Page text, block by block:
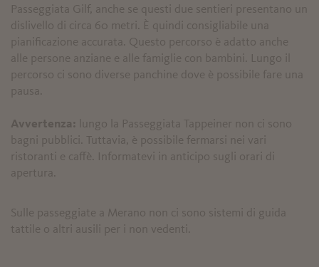
Passeggiata Gilf, anche se questi due sentieri presentano un
dislivello di circa 60 metri. È quindi consigliabile una
pianificazione accurata. Questo percorso è adatto anche
alle persone anziane e alle famiglie con bambini. Lungo il
percorso ci sono diverse panchine dove è possibile fare una
pausa.
Avvertenza:
lungo la Passeggiata Tappeiner non ci sono
bagni pubblici. Tuttavia, è possibile fermarsi nei vari
ristoranti e caffè. Informatevi in anticipo sugli orari di
apertura.
Sulle passeggiate a Merano non ci sono sistemi di guida
tattile o altri ausili per i non vedenti.